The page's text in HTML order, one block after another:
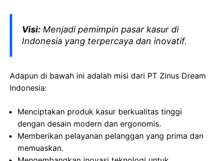
Visi: Menjadi pemimpin pasar kasur di
Indonesia yang terpercaya dan inovatif.
Adapun di bawah ini adalah misi dari PT Zinus Dream
Indonesia:
Menciptakan produk kasur berkualitas tinggi
dengan desain modern dan ergonomis.
Memberikan pelayanan pelanggan yang prima dan
memuaskan.